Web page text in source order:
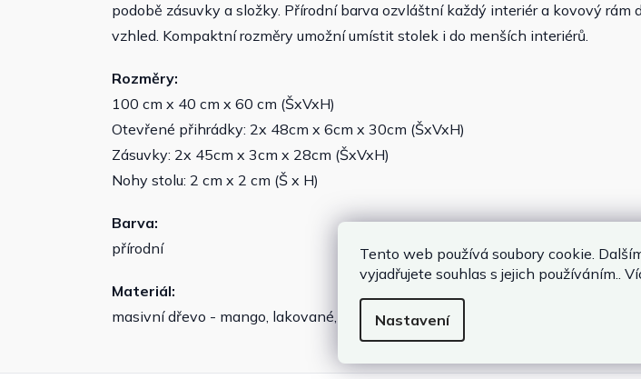
Tento web používá soubory cookie.
vyjadřujete souhlas s jejich používáním..
Nastavení
podobě zásuvky a složky. Přírodní barva ozvláštní každý interiér a kovový rám
vzhled. Kompaktní rozměry umožní umístit stolek i do menších interiérů.
Rozměry:
100 cm x 40 cm x 60 cm (ŠxVxH)
Otevřené přihrádky: 2x 48cm x 6cm x 30cm (ŠxVxH)
Zásuvky: 2x 45cm x 3cm x 28cm (ŠxVxH)
Nohy stolu: 2 cm x 2 cm (Š x H)
Barva:
přírodní
Materiál:
masivní dřevo - mango, lakované, kovový rám